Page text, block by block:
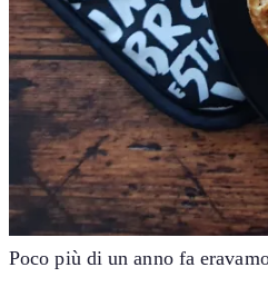
Poco più di un anno fa